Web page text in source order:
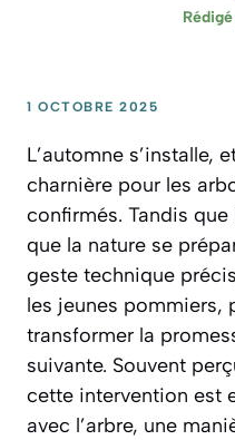
1 OCTOBRE 2025
L’automne s’installe,
charnière pour les
confirmés. Tandis
que la nature se
geste technique
les jeunes pommiers,
transformer la
suivante. Souvent
cette intervention est
avec l’arbre, une